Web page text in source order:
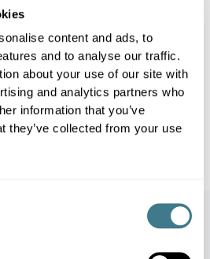
content and ads, to
and to analyse our traffic.
about your use of our site with
and analytics partners who
information that you’ve
they’ve collected from your use
aus früheren
und lassen Sie
Plan für
einfließen.
Szenarien
das beste aus.